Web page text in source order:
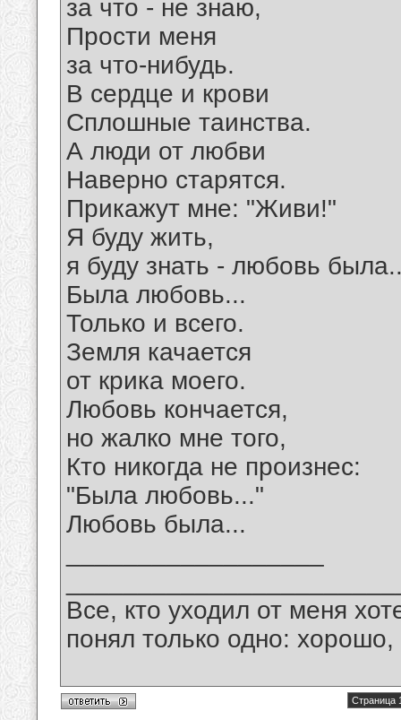
за что - не знаю,
Прости меня
за что-нибудь.
В сердце и крови
Сплошные таинства.
А люди от любви
Наверно старятся.
Прикажут мне: "Живи!"
Я буду жить,
я буду знать - любовь
Была любовь...
Только и всего.
Земля качается
от крика моего.
Любовь кончается,
но жалко мне того,
Кто никогда не произнес:
"Была любовь..."
Любовь была...
Все, кто уходил от меня
понял только одно:
Страница